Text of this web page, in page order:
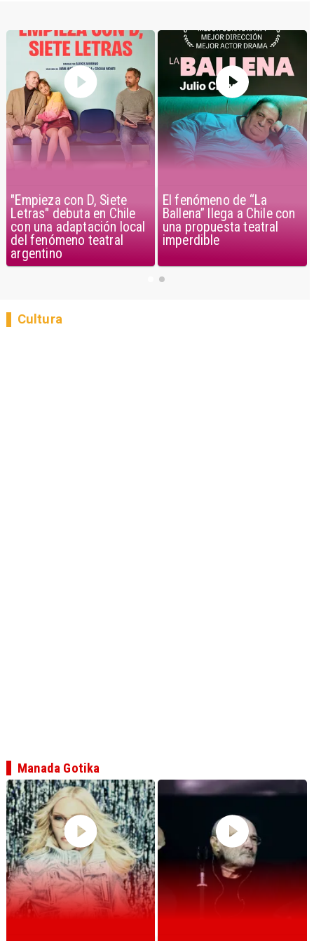
"Empieza con D, Siete
Letras" debuta en Chile
con una adaptación local
del fenómeno teatral
argentino
El fenómeno de “La
Ballena” llega a Chile con
una propuesta teatral
imperdible
Cultura
Manada Gotika